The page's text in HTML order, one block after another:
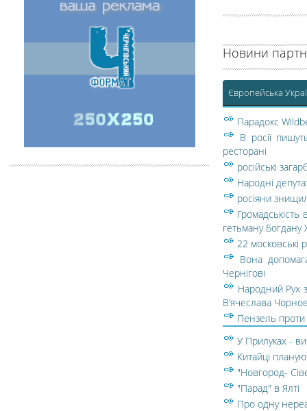
Новини
Європейська
Парадокс
В росії
ресторані
російські
Народні
росіяни
Громадськість
гетьману
22 московські
Вона
Чернігові
Народний Рух
В’ячеслава
Пензель проти
У Прилуках -
Китайці
"Новгород-
"Парад" в Ялті
Про одну